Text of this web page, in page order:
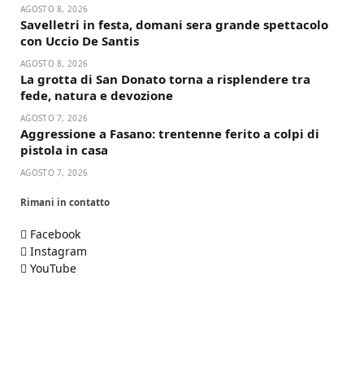
AGOSTO 8, 2026
Savelletri in festa, domani sera grande spettacolo
con Uccio De Santis
AGOSTO 8, 2026
La grotta di San Donato torna a risplendere tra
fede, natura e devozione
AGOSTO 7, 2026
Aggressione a Fasano: trentenne ferito a colpi di
pistola in casa
AGOSTO 7, 2026
Rimani in contatto
Facebook
Instagram
YouTube